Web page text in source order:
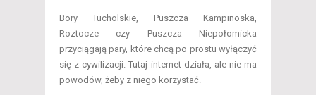
Bory Tucholskie, Puszcza Kampinoska,
Roztocze czy Puszcza Niepołomicka
przyciągają pary, które chcą po prostu wyłączyć
się z cywilizacji. Tutaj internet działa, ale nie ma
powodów, żeby z niego korzystać.